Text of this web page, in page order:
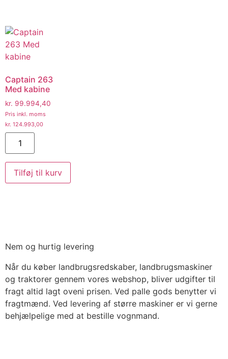
Captain 263
Med kabine
kr. 99.994,40
Pris inkl. moms
kr. 124.993,00
Tilføj til kurv
Nem og hurtig levering
Når du køber landbrugsredskaber, landbrugsmaskiner
og traktorer gennem vores webshop, bliver udgifter til
fragt altid lagt oveni prisen. Ved palle gods benytter vi
fragtmænd. Ved levering af større maskiner er vi gerne
behjælpelige med at bestille vognmand.